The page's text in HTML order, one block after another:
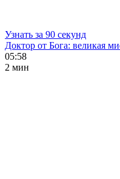
Узнать за 90 секунд
Доктор от Бога: великая
05:58
2 мин